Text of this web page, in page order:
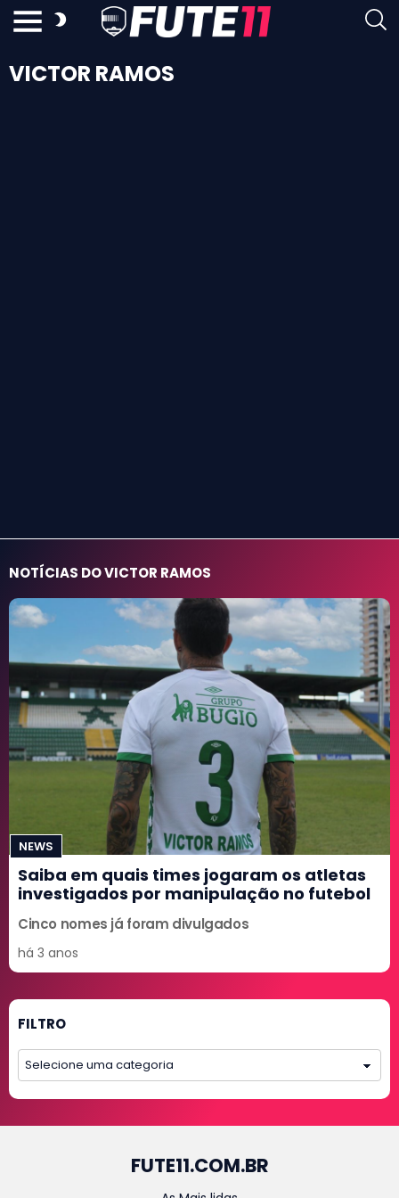
VICTOR RAMOS
NOTÍCIAS DO VICTOR RAMOS
NEWS
Saiba em quais times jogaram os atletas
investigados por manipulação no futebol
Cinco nomes já foram divulgados
há 3 anos
FILTRO
FUTE11.COM.BR